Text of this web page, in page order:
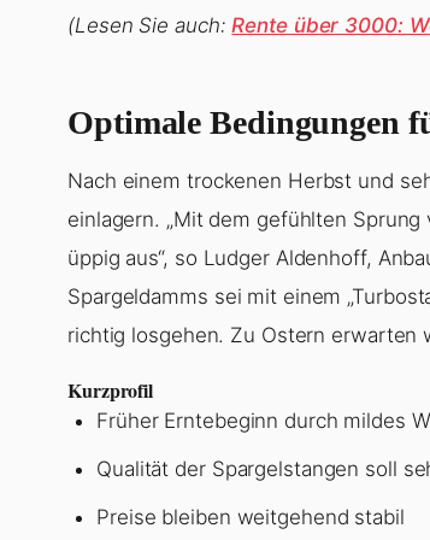
(Lesen Sie auch:Rente über 3000:
Optimale Bedingungen
Nach einem trockenen Herbst und
einlagern. „Mit dem gefühlten
üppig aus“, so Ludger Aldenhoff,
Spargeldamms sei mit einem
richtig losgehen. Zu Ostern erwarten
Kurzprofil
Früher Erntebeginn durch mildes
Qualität der Spargelstangen soll
Preise bleiben weitgehend stabil